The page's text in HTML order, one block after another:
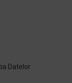
Datelor